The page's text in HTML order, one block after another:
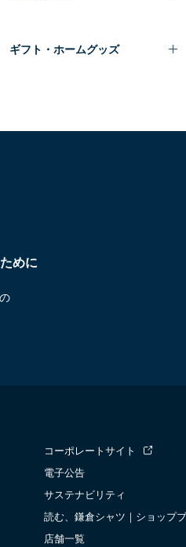
ギフト・ホームグッズ
めに
コーポレートサイト
電子公告
サステナビリティ
読む、鎌倉シャツ｜ショップ
店舗一覧